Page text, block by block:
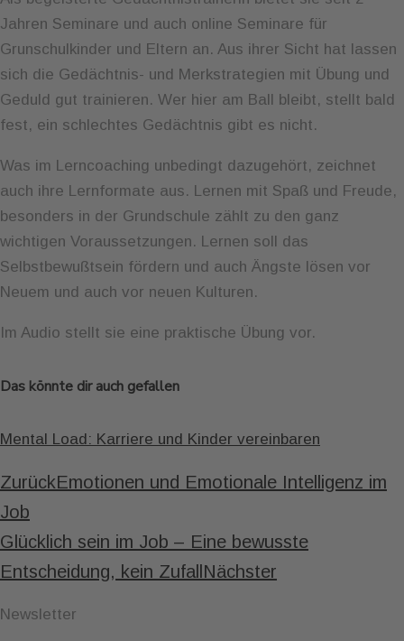
Jahren Seminare und auch online Seminare für
Grunschulkinder und Eltern an. Aus ihrer Sicht hat lassen
sich die Gedächtnis- und Merkstrategien mit Übung und
Geduld gut trainieren. Wer hier am Ball bleibt, stellt bald
fest, ein schlechtes Gedächtnis gibt es nicht.
Was im Lerncoaching unbedingt dazugehört, zeichnet
auch ihre Lernformate aus. Lernen mit Spaß und Freude,
besonders in der Grundschule zählt zu den ganz
wichtigen Voraussetzungen. Lernen soll das
Selbstbewußtsein fördern und auch Ängste lösen vor
Neuem und auch vor neuen Kulturen.
Im Audio stellt sie eine praktische Übung vor.
Das könnte dir auch gefallen
Mental Load: Karriere und Kinder vereinbaren
ZurückEmotionen und Emotionale Intelligenz im
Job
Glücklich sein im Job – Eine bewusste
Entscheidung, kein Zufall Nächster
Newsletter